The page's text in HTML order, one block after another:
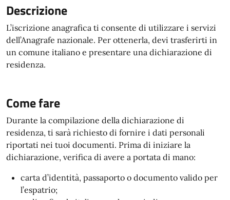
Descrizione
L’iscrizione anagrafica ti consente di utilizzare i servizi
dell’Anagrafe nazionale. Per ottenerla, devi trasferirti in
un comune italiano e presentare una dichiarazione di
residenza.
Come fare
Durante la compilazione della dichiarazione di
residenza, ti sarà richiesto di fornire i dati personali
riportati nei tuoi documenti. Prima di iniziare la
dichiarazione, verifica di avere a portata di mano:
carta d’identità, passaporto o documento valido per
l’espatrio;